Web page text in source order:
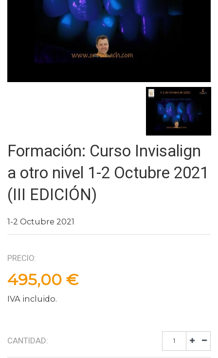
Formación: Curso Invisalign
a otro nivel 1-2 Octubre 2021
(III EDICIÓN)
1-2 Octubre 2021
PRECIO:
495,00 €
IVA incluido.
CANTIDAD: